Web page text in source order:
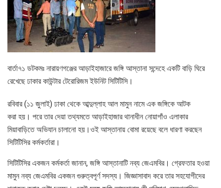
বার্তা৭১ ডটকমঃ নারায়ণগঞ্জের আড়াইহাজারে জঙ্গি আস্তানা সন্দেহে একটি বাড়ি ঘিরে
রেখেছে ঢাকার কাউন্টার টেরোরিজম ইউনিট সিটিটিসি।
রবিবার (১১ জুলাই) ঢাকা থেকে আব্দুল্লাহ আল মামুন নামে এক জঙ্গিকে আটক
করা হয়। পরে তার দেয়া তথ্যমতে আড়াইহাজার থানাধীন নোয়াগাঁও এলাকার
মিয়াবাড়িতে অভিযান চালানো হয়।ওই আস্তানায় বোমা রয়েছে বলে ধারণা করছেন
সিটিটিসির কর্মকর্তারা।
সিটিটিসির একজন কর্মকর্তা জানান, জঙ্গি আস্তানাটি নব্য জেএমবির। গ্রেফতার হওয়া
মামুন নব্য জেএমবির একজন গুরুত্বপূর্ণ সদস্য। জিজ্ঞাসাবাদ করে তার সহযোগীদের